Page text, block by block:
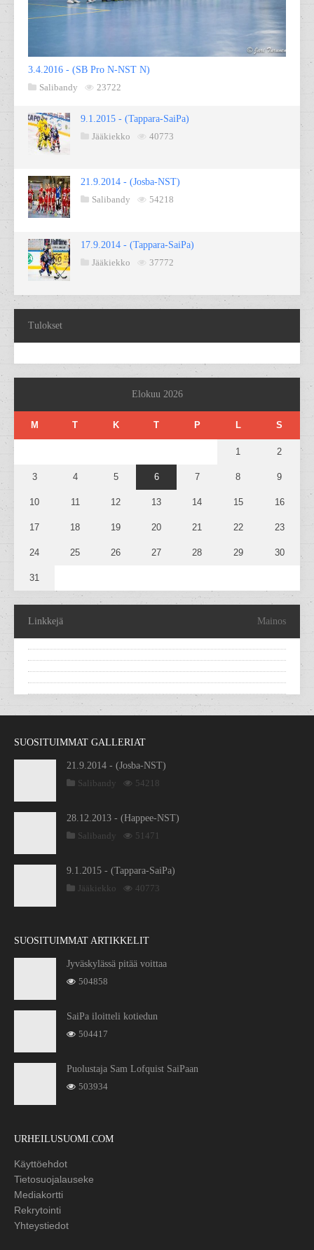
3.4.2016 - (SB Pro N-NST N)
Salibandy
23722
9.1.2015 - (Tappara-SaiPa)
Jääkiekko
40773
21.9.2014 - (Josba-NST)
Salibandy
54218
17.9.2014 - (Tappara-SaiPa)
Jääkiekko
37772
Tulokset
Elokuu 2026
M T K T P L S
1 2
3 4 5 6 7 8 9
10 11 12 13 14 15 16
17 18 19 20 21 22 23
24 25 26 27 28 29 30
31
Linkkejä Mainos
SUOSITUIMMAT GALLERIAT
21.9.2014 - (Josba-NST)
Salibandy
54218
28.12.2013 - (Happee-NST)
Salibandy
51471
9.1.2015 - (Tappara-SaiPa)
Jääkiekko
40773
SUOSITUIMMAT ARTIKKELIT
Jyväskylässä pitää voittaa
504858
SaiPa iloitteli kotiedun
504417
Puolustaja Sam Lofquist SaiPaan
503934
URHEILUSUOMI.COM
Käyttöehdot
Tietosuojalauseke
Mediakortti
Rekrytointi
Yhteystiedot